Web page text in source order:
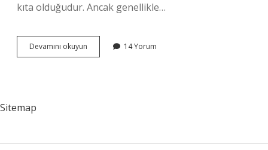
kıta olduğudur. Ancak genellikle…
Devamını okuyun
Yeni
14 Yorum
Sitemap